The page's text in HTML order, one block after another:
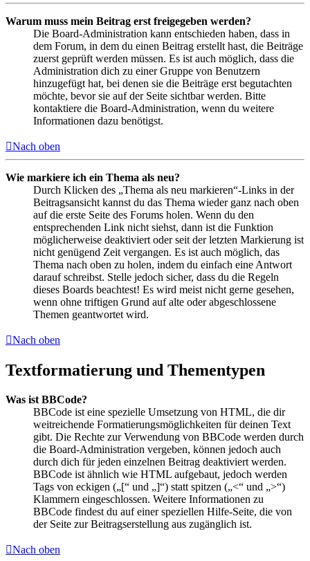
Warum muss mein Beitrag erst freigegeben werden?
Die Board-Administration kann entschieden haben, dass in
dem Forum, in dem du einen Beitrag erstellt hast, die Beiträge
zuerst geprüft werden müssen. Es ist auch möglich, dass die
Administration dich zu einer Gruppe von Benutzern
hinzugefügt hat, bei denen sie die Beiträge erst begutachten
möchte, bevor sie auf der Seite sichtbar werden. Bitte
kontaktiere die Board-Administration, wenn du weitere
Informationen dazu benötigst.
Nach oben
Wie markiere ich ein Thema als neu?
Durch Klicken des „Thema als neu markieren“-Links in der
Beitragsansicht kannst du das Thema wieder ganz nach oben
auf die erste Seite des Forums holen. Wenn du den
entsprechenden Link nicht siehst, dann ist die Funktion
möglicherweise deaktiviert oder seit der letzten Markierung ist
nicht genügend Zeit vergangen. Es ist auch möglich, das
Thema nach oben zu holen, indem du einfach eine Antwort
darauf schreibst. Stelle jedoch sicher, dass du die Regeln
dieses Boards beachtest! Es wird meist nicht gerne gesehen,
wenn ohne triftigen Grund auf alte oder abgeschlossene
Themen geantwortet wird.
Nach oben
Textformatierung und Thementypen
Was ist BBCode?
BBCode ist eine spezielle Umsetzung von HTML, die dir
weitreichende Formatierungsmöglichkeiten für deinen Text
gibt. Die Rechte zur Verwendung von BBCode werden durch
die Board-Administration vergeben, können jedoch auch
durch dich für jeden einzelnen Beitrag deaktiviert werden.
BBCode ist ähnlich wie HTML aufgebaut, jedoch werden
Tags von eckigen („[“ und „]“) statt spitzen („<“ und „>“)
Klammern eingeschlossen. Weitere Informationen zu
BBCode findest du auf einer speziellen Hilfe-Seite, die von
der Seite zur Beitragserstellung aus zugänglich ist.
Nach oben